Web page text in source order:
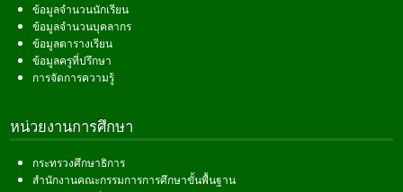
ข้อมูลจำนวนนักเรียน
ข้อมูลจำนวนบุคลากร
ข้อมูลตารางเรียน
ข้อมูลครูที่ปรึกษา
การจัดการความรู้
หน่วยงานการศึกษา
กระทรวงศึกษาธิการ
สำนักงานคณะกรรมการการศึกษาขั้นพื้นฐาน